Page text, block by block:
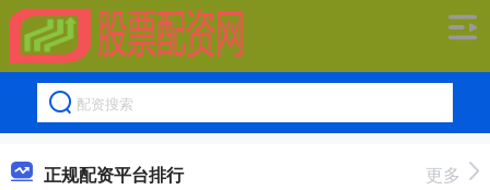
正规配资平台排行 更多